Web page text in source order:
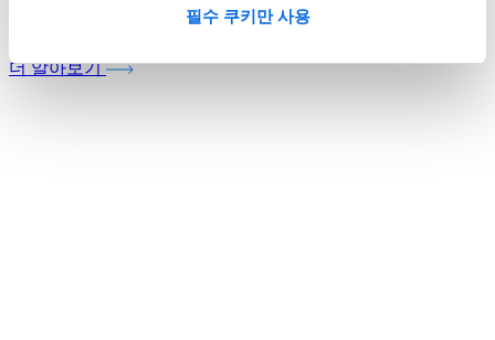
필수 쿠키만 사용
제품 정보 관리의 새로운 기준
더 알아보기